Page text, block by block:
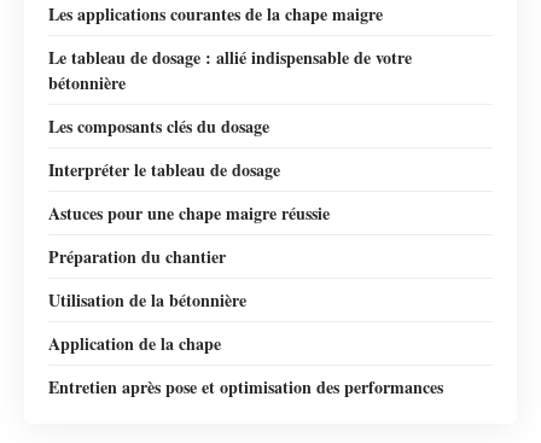
Les applications courantes de la chape maigre
Le tableau de dosage : allié indispensable de votre
bétonnière
Les composants clés du dosage
Interpréter le tableau de dosage
Astuces pour une chape maigre réussie
Préparation du chantier
Utilisation de la bétonnière
Application de la chape
Entretien après pose et optimisation des performances